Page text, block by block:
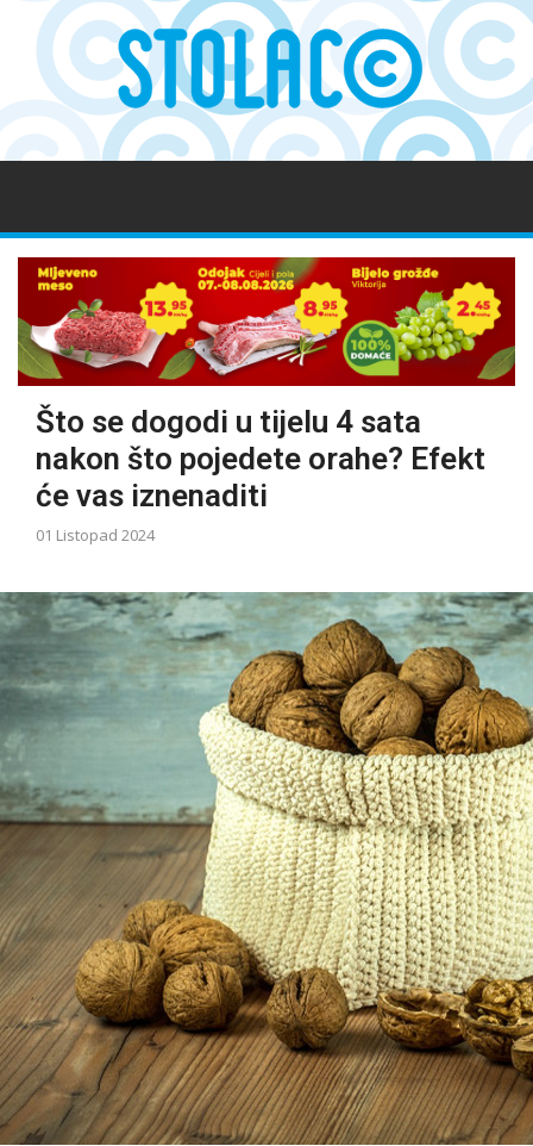
Što se dogodi u tijelu 4 sata
nakon što pojedete orahe? Efekt
će vas iznenaditi
01 Listopad 2024